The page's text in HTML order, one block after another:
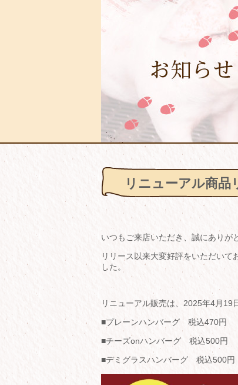
リニューアル商品
いつもご来店いただき、誠にありが
リリース以来大変好評をいただいて
した。
リニューアル販売は、2025年4月19
■プレーンハンバーグ 税込470円
■チーズonハンバーグ 税込500円
■デミグラスハンバーグ 税込500円